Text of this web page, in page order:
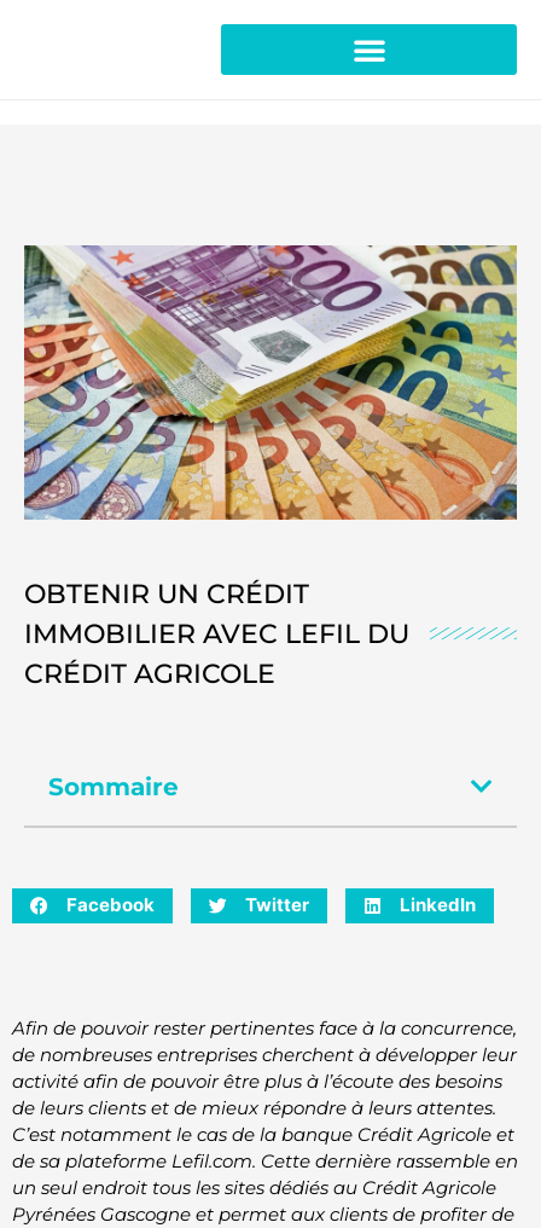
OBTENIR UN CRÉDIT
IMMOBILIER AVEC LEFIL DU
CRÉDIT AGRICOLE
Sommaire
Facebook Twitter LinkedIn
Afin de pouvoir rester pertinentes face à la concurrence,
de nombreuses entreprises cherchent à développer leur
activité afin de pouvoir être plus à l’écoute des besoins
de leurs clients et de mieux répondre à leurs attentes.
C’est notamment le cas de la banque Crédit Agricole et
de sa plateforme Lefil.com. Cette dernière rassemble en
un seul endroit tous les sites dédiés au Crédit Agricole
Pyrénées Gascogne et permet aux clients de profiter de